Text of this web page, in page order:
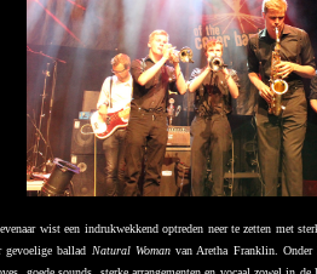
wist een indrukwekkend optreden neer te zetten met
ballad Natural Womanvan Aretha Franklin. Onder